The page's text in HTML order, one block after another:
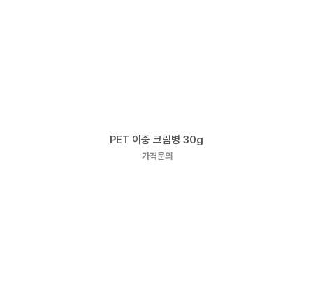
PET 이중 크림병 30g
가격문의